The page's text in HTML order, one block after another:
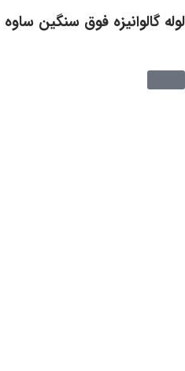
لوله گالوانیزه فوق سنگین ساوه